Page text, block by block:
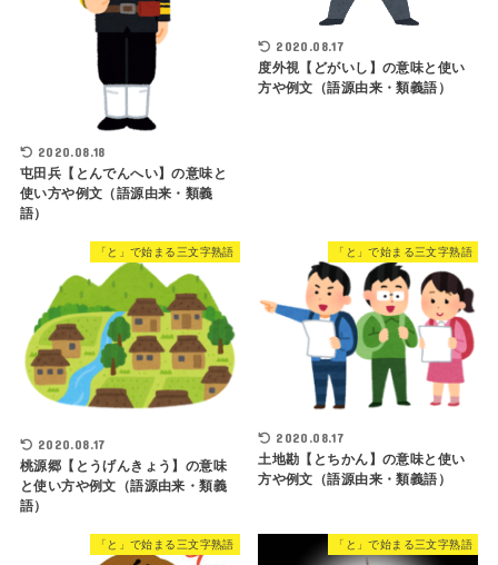
2020.08.18
屯田兵【とんでんへい】の意味と
使い方や例文（語源由来・類義
語）
2020.08.17
度外視【どがいし】の意味と使い
方や例文（語源由来・類義語）
「と」で始まる三文字熟語
2020.08.17
桃源郷【とうげんきょう】の意味
と使い方や例文（語源由来・類義
語）
「と」で始まる三文字熟語
2020.08.17
土地勘【とちかん】の意味と使い
方や例文（語源由来・類義語）
「と」で始まる三文字熟語 「と」で始まる三文字熟語